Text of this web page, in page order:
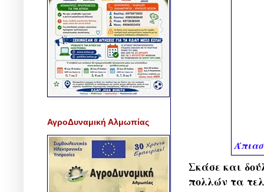
Σκάσε και
πολλών τα
ΑγροΔυναμική Αλμωπίας